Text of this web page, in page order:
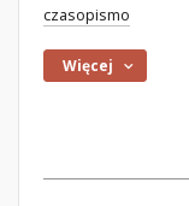
czasopismo
Więcej